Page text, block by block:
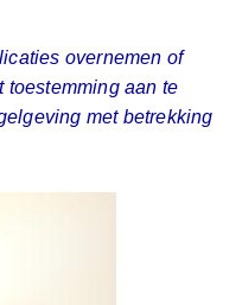
overnemen of
toestemming aan te
met betrekking